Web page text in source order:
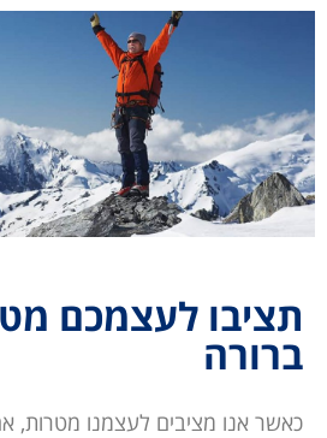
תציבו לעצמכם
ברורה
כאשר אנו מציבים לעצמנו מטרות,